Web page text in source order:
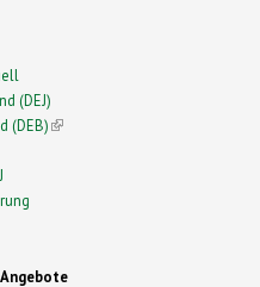
(DEJ)
(DEB)(link is external)